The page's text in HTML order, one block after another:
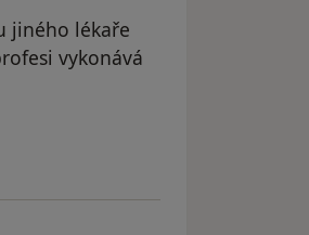
jiného lékaře
vykonává
V. P.